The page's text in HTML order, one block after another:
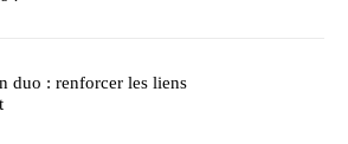
duo : renforcer les liens